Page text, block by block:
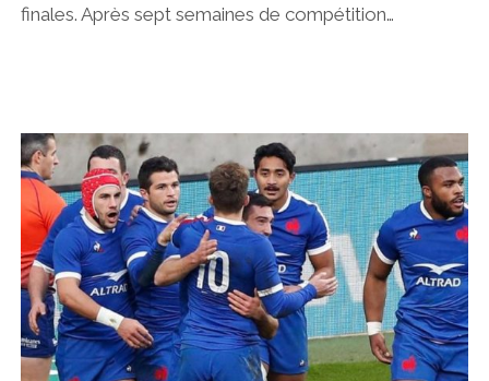
finales. Après sept semaines de compétition…